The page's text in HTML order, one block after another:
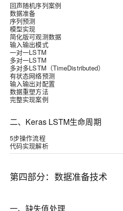
回声随机序列案例
数据准备
序列预测
模型实现
简化版可观测数据
输入输出模式
一对一LSTM
多对一LSTM
多对多LSTM（TimeDistributed）
有状态网络预测
输入输出对配置
数据重塑方法
完整实现案例
二、Keras LSTM生命周期
5步操作流程
代码实现解析
第四部分：数据准备技术
一、缺失值处理